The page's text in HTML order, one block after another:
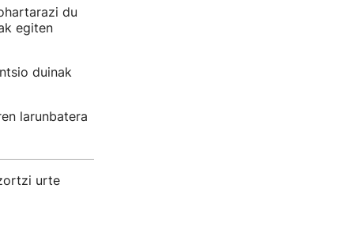
du
egiten
duinak
larunbatera
urte